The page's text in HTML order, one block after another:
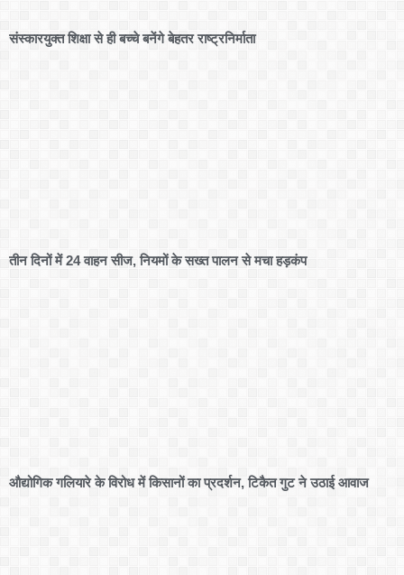
संस्कारयुक्त शिक्षा से ही बच्चे बनेंगे बेहतर राष्ट्रनिर्माता
तीन दिनों में 24 वाहन सीज, नियमों के सख्त पालन से मचा हड़कंप
औद्योगिक गलियारे के विरोध में किसानों का प्रदर्शन, टिकैत गुट ने उठाई आवाज